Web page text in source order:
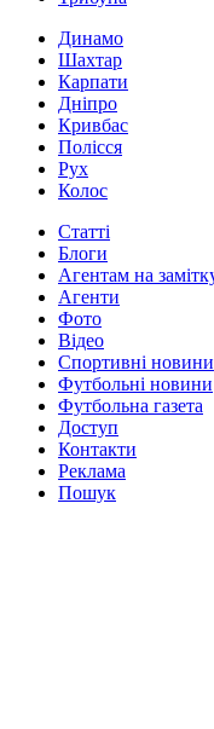
Динамо
Шахтар
Карпати
Дніпро
Кривбас
Полісся
Рух
Колос
Статті
Блоги
Агентам на
Агенти
Фото
Відео
Спортивні новини
Футбольні новини
Футбольна газета
Доступ
Контакти
Реклама
Пошук